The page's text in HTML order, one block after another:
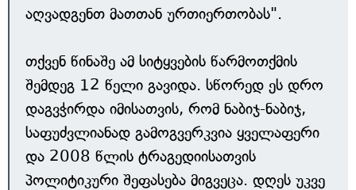
აღვადგენთ მათთან ურთიერთობას".
თქვენ წინაშე ამ სიტყვების წარმოთქმის
შემდეგ 12 წელი გავიდა. სწორედ ეს დრო
დაგვჭირდა იმისათვის, რომ ნაბიჯ-ნაბიჯ,
საფუძვლიანად გამოგვერკვია ყველაფერი
და 2008 წლის ტრაგედიისათვის
პოლიტიკური შეფასება მიგვეცა. დღეს უკვე